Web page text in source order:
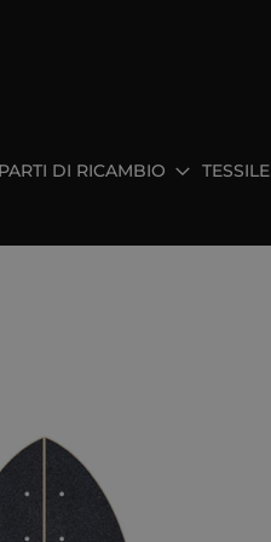
PARTI DI RICAMBIO TESSILE